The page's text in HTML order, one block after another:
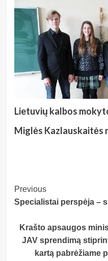
Lietuvių kalbos
Miglės Kazlauskaitės
Post
Navigation
Previous
Specialistai perspėja –
Krašto apsaugos
JAV sprendimą
kartą pabrėžiame